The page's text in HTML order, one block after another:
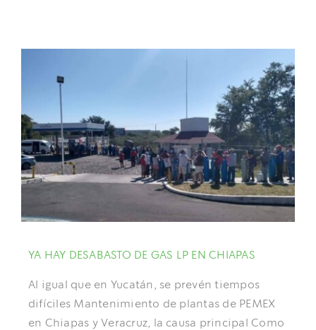
YA HAY DESABASTO DE GAS LP EN CHIAPAS
Al igual que en Yucatán, se prevén tiempos
difíciles Mantenimiento de plantas de PEMEX
en Chiapas y Veracruz, la causa principal Como